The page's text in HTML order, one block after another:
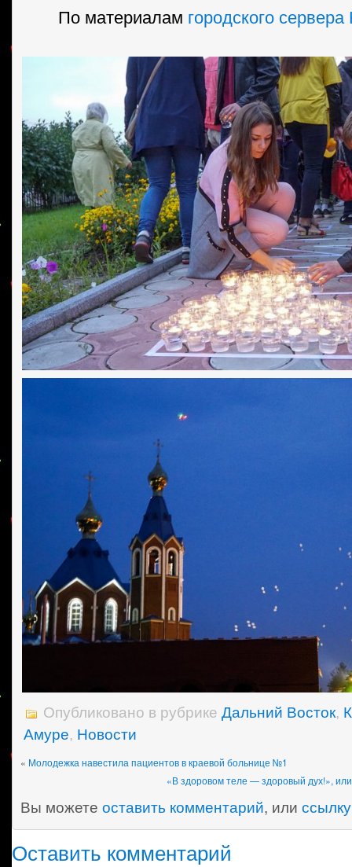
По материалам городского
Опубликовано в рубрике Дальний Восток,
Амуре, Новости
« Молодежка навестила пациентов в краевой больнице №1
«В здоровом теле — здоровый дух!»,
Вы можете оставить комментарий, или ссылку
Оставить комментарий